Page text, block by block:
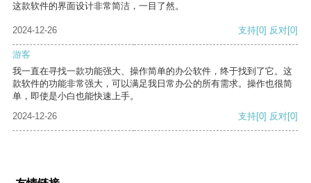
这款软件的界面设计非常简洁，一目了然。
2024-12-26 支持[0] 反对[0]
游客
我一直在寻找一款功能强大、操作简单的办公软件，终于找到了它。这
款软件的功能非常强大，可以满足我日常办公的所有需求。操作也很简
单，即使是小白也能快速上手。
2024-12-26
支持[0] 反对[0]